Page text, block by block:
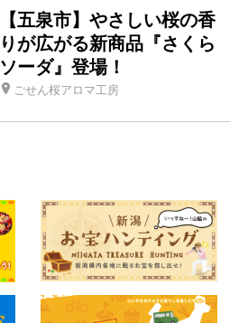
【五泉市】やさしい桜の香
りが広がる新商品『さくら
ソーダ』登場！
ごせん桜アロマ工房